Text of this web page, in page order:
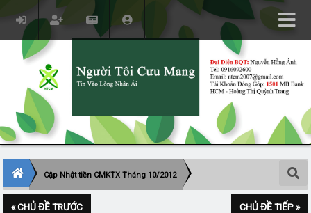
Cập Nhật tiền CMKTX Tháng 10/2012
« CHỦ ĐỀ TRƯỚC CHỦ ĐỀ TIẾP »